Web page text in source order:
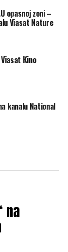
opasnoj zoni –
Viasat Nature
Kino
kanalu National
na